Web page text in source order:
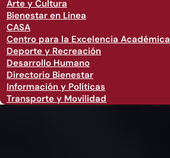
Arte y Cultura
Bienestar en Linea
CASA
Centro para la Excelencia Académica
Deporte y Recreación
Desarrollo Humano
Directorio Bienestar
Información y Políticas
Transporte y Movilidad